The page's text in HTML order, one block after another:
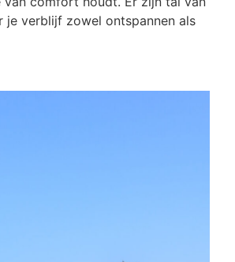
je verblijf zowel ontspannen als